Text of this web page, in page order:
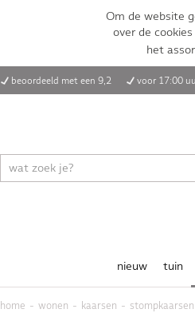
Om de website
over de
het
beoordeeld met een 9,2 voor 17:00
nieuw tuin
home wonen kaarsen stompkaarsen